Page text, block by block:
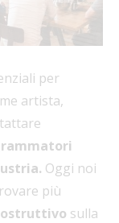
per
artista,
Oggi noi
più
sulla